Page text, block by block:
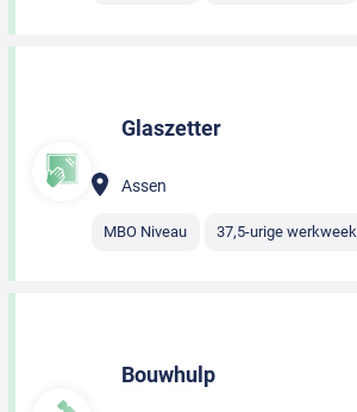
Glaszetter
Assen
MBO Niveau 37,5-urige werkweek
Bouwhulp